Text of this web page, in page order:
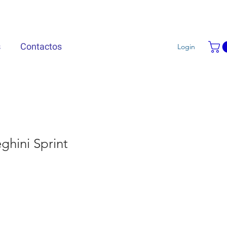
Contactos Login
Sprint